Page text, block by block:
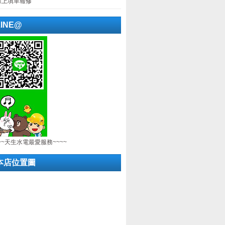
天生水電最愛服務~~~~
店位置圖